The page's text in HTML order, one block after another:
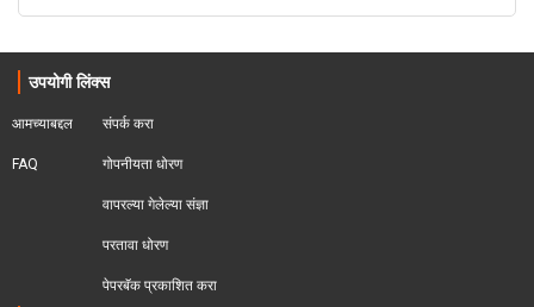
उपयोगी लिंक्स
आमच्याबद्दल
FAQ
संपर्क करा
गोपनीयता धोरण
वापरल्या गेलेल्या संज्ञा
परतावा धोरण
पेपरबॅक प्रकाशित करा